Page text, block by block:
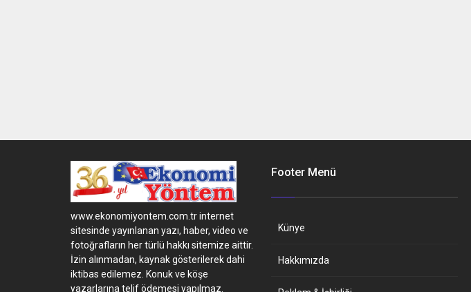
www.ekonomiyontem.com.tr internet
sitesinde yayınlanan yazı, haber, video ve
fotoğrafların her türlü hakkı sitemize aittir.
İzin alınmadan, kaynak gösterilerek dahi
iktibas edilemez. Konuk ve köşe
yazarlarına telif ödemesi yapılmaz.
Footer Menü
Künye
Hakkımızda